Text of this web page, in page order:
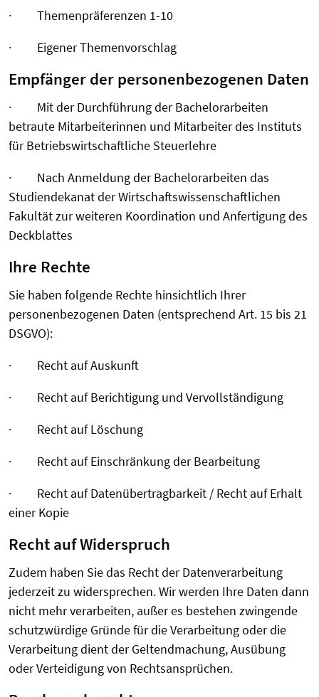
· Themenpräferenzen 1-10
· Eigener Themenvorschlag
Empfänger der personenbezogenen Daten
· Mit der Durchführung der Bachelorarbeiten
betraute Mitarbeiterinnen und Mitarbeiter des Instituts
für Betriebswirtschaftliche Steuerlehre
· Nach Anmeldung der Bachelorarbeiten das
Studiendekanat der Wirtschaftswissenschaftlichen
Fakultät zur weiteren Koordination und Anfertigung des
Deckblattes
Ihre Rechte
Sie haben folgende Rechte hinsichtlich Ihrer
personenbezogenen Daten (entsprechend Art. 15 bis 21
DSGVO):
· Recht auf Auskunft
· Recht auf Berichtigung und Vervollständigung
· Recht auf Löschung
· Recht auf Einschränkung der Bearbeitung
· Recht auf Datenübertragbarkeit / Recht auf Erhalt
einer Kopie
Recht auf Widerspruch
Zudem haben Sie das Recht der Datenverarbeitung
jederzeit zu widersprechen. Wir werden Ihre Daten dann
nicht mehr verarbeiten, außer es bestehen zwingende
schutzwürdige Gründe für die Verarbeitung oder die
Verarbeitung dient der Geltendmachung, Ausübung
oder Verteidigung von Rechtsansprüchen.